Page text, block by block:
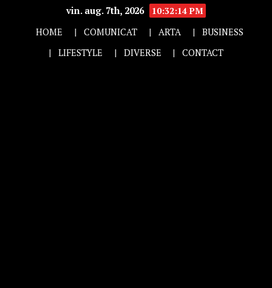
vin. aug. 7th, 2026
10:32:15 PM
HOME
COMUNICAT ARTA
BUSINESS
LIFESTYLE
DIVERSE CONTACT